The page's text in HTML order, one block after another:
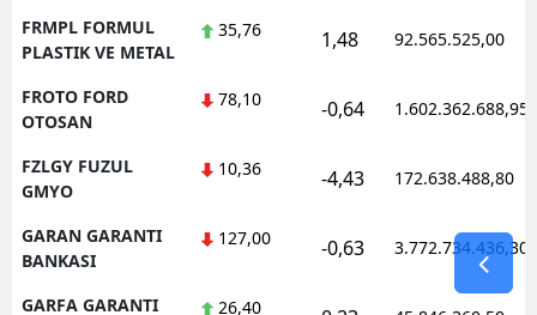
FRMPL FORMUL
PLASTIK VE METAL
35,76 1,48 92.565.525,00
FROTO FORD
OTOSAN
78,10 -0,64 1.602.362.688,95
FZLGY FUZUL
GMYO
10,36 -4,43 172.638.488,80
GARAN GARANTI
BANKASI
127,00 -0,63 3.772.734.436,30
GARFA GARANTI 26,40